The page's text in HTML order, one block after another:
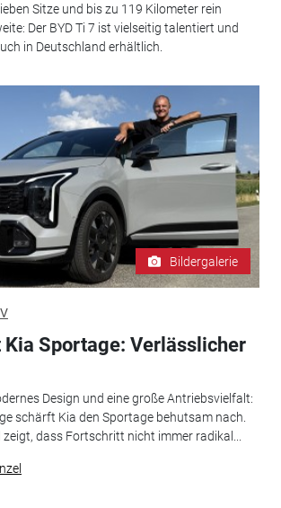
Sitze und bis zu 119 Kilometer rein
Der BYD Ti 7 ist vielseitig talentiert und
in Deutschland erhältlich.
Bildergalerie
Kia Sportage: Verlässlicher
Design und eine große Antriebsvielfalt:
schärft Kia den Sportage behutsam nach.
zeigt, dass Fortschritt nicht immer radikal...